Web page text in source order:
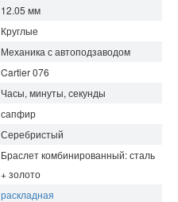
12.05 мм
Круглые
Механика с автоподзаводом
Cartier 076
Часы, минуты, секунды
сапфир
Серебристый
Браслет комбинированный: сталь
+ золото
раскладная